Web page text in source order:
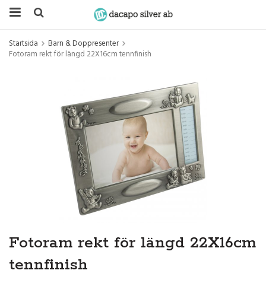
Startsida
Barn & Doppresenter
Fotoram rekt för längd 22X16cm tennfinish
Fotoram rekt för längd 22X16cm
tennfinish